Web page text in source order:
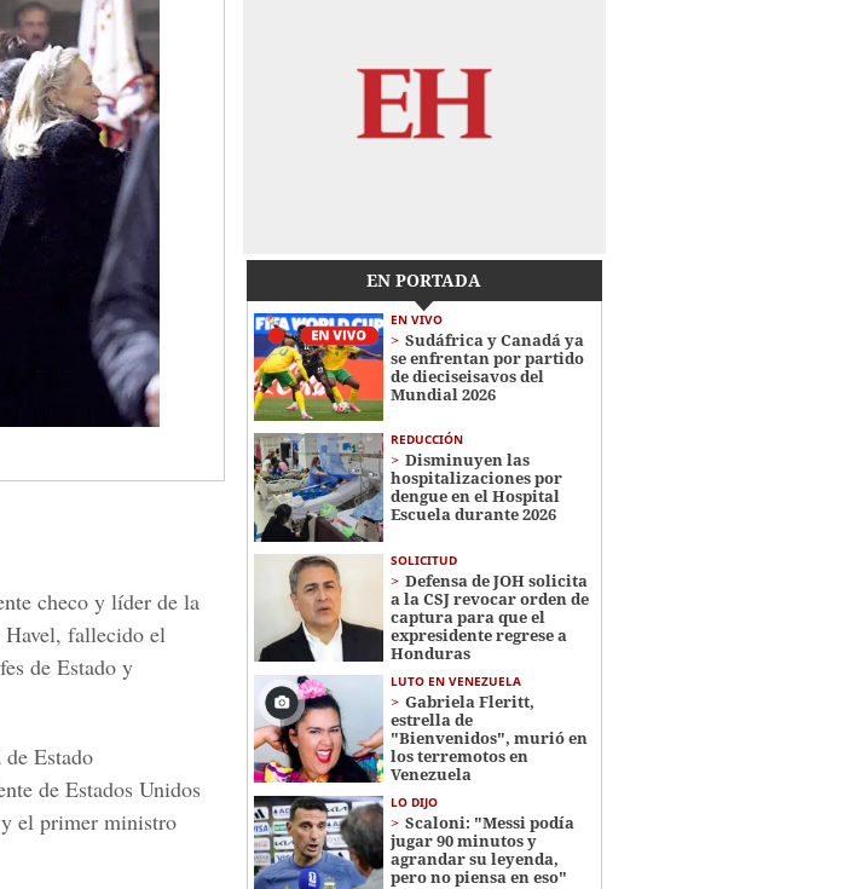
checo y líder de la
Havel, fallecido el
de Estado y
Estado
de Estados Unidos
el primer ministro
EN PORTADA
EN VIVO
Sudáfrica y Canadá ya
se enfrentan por partido
de dieciseisavos del
Mundial 2026
REDUCCIÓN
Disminuyen las
hospitalizaciones por
dengue en el Hospital
Escuela durante 2026
SOLICITUD
Defensa de JOH solicita
a la CSJ revocar orden de
captura para que el
expresidente regrese a
Honduras
LUTO EN VENEZUELA
Gabriela Fleritt,
estrella de
"Bienvenidos", murió en
los terremotos en
Venezuela
LO DIJO
Scaloni: "Messi podía
jugar 90 minutos y
agrandar su leyenda,
pero no piensa en eso"